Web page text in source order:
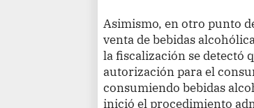
Asimismo, en otro punto
venta de bebidas
la fiscalización se detectó
autorización para el
consumiendo bebidas
inició el procedimiento